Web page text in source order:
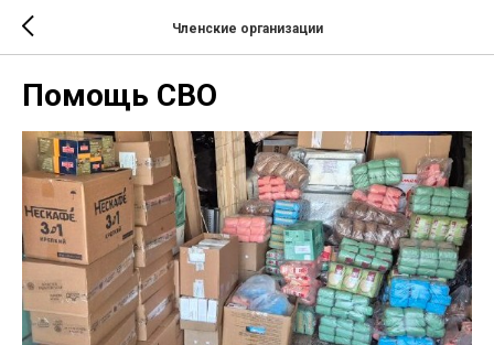
Членские организации
Помощь СВО